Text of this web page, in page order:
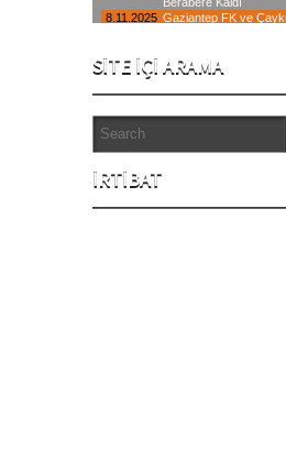
SITE İÇI ARAMA
İRTIBAT